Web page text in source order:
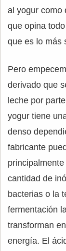
al yogur como
que opina
que es lo más
Pero
derivado que
leche por
yogur tiene
denso
fabricante
cantidad de
bacterias o la
fermentación
transforman
energía. El